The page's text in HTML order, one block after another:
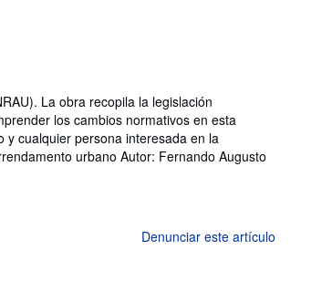
La obra recopila la legislación
los cambios normativos en esta
cualquier persona interesada en la
urbano Autor: Fernando Augusto
Denunciar este artículo